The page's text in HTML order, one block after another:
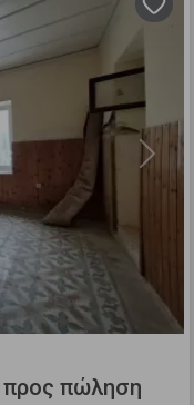
Next
προς πώληση